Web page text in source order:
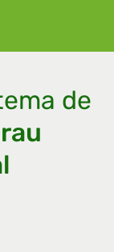
de